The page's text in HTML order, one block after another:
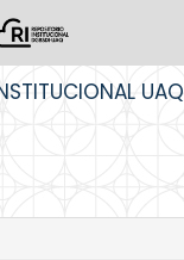
UAQ